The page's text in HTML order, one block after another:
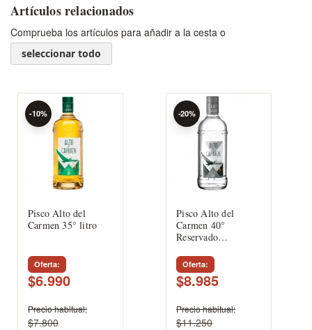
Artículos relacionados
Comprueba los artículos para añadir a la cesta o
seleccionar todo
Pisco Alto del
Carmen 35° litro
Oferta
$6.990
-10%
Precio habitual
$7.800
Pisco Alto del
Carmen 40°
Reservado
Oferta
$8.985
-20%
Precio habitual
$11.250